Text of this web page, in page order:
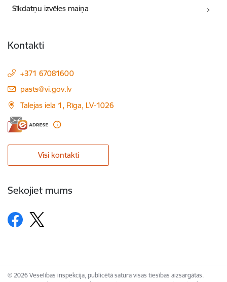
Sīkdatņu izvēles maiņa
Kontakti
+371 67081600
E-pasts:
pasts@vi.gov.lv
Talejas iela 1, Rīga, LV-1026
Visi kontakti
Sekojiet mums
© 2026 Veselības inspekcija, publicētā satura visas tiesības aizsargātas.